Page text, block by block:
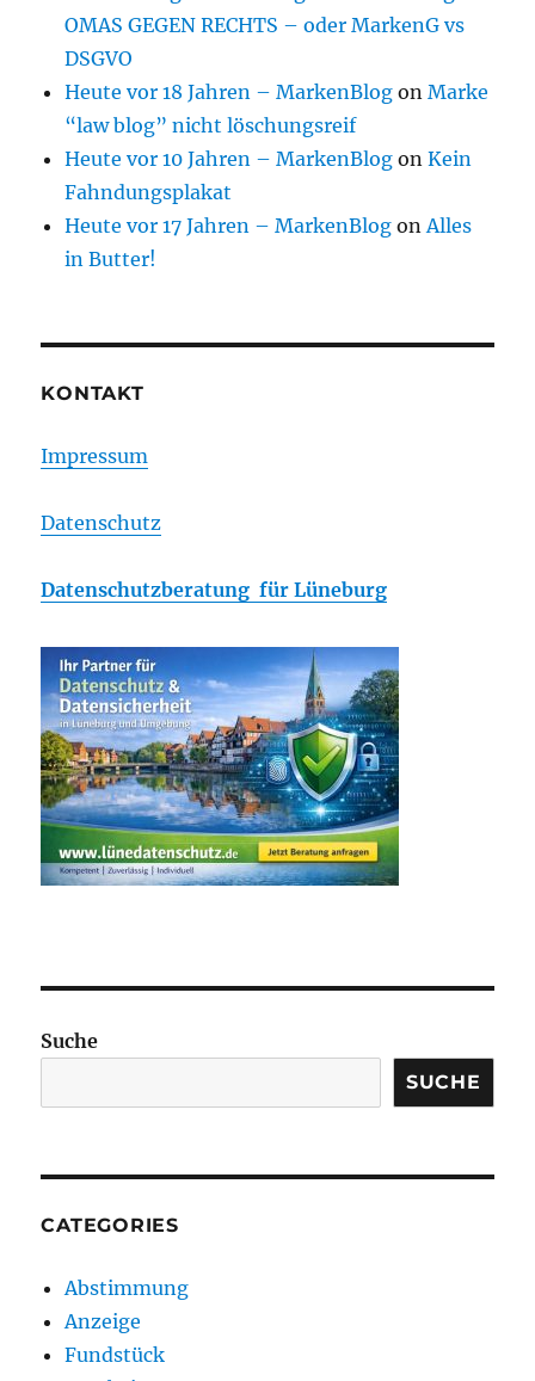
OMAS GEGEN RECHTS – oder MarkenG vs
DSGVO
Heute vor 18 Jahren – MarkenBlog onMarke
“law blog” nicht löschungsreif
Heute vor 10 Jahren – MarkenBlog onKein
Fahndungsplakat
Heute vor 17 Jahren – MarkenBlog onAlles
in Butter!
KONTAKT
Impressum
Datenschutz
Datenschutzberatung für Lüneburg
Suche
SUCHE
CATEGORIES
Abstimmung
Anzeige
Fundstück